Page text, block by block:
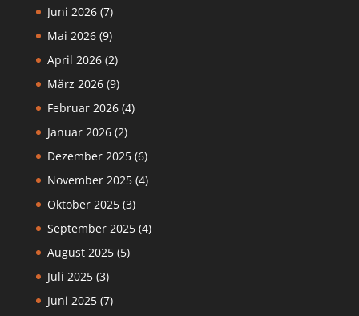
Juni 2026(7)
Mai 2026(9)
April 2026(2)
März 2026(9)
Februar 2026(4)
Januar 2026(2)
Dezember 2025(6)
November 2025(4)
Oktober 2025(3)
September 2025(4)
August 2025(5)
Juli 2025(3)
Juni 2025(7)